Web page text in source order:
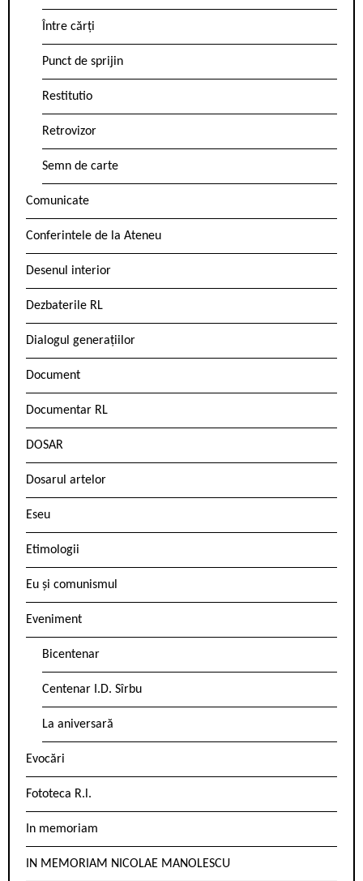
Între cărți
Punct de sprijin
Restitutio
Retrovizor
Semn de carte
Comunicate
Conferintele de la Ateneu
Desenul interior
Dezbaterile RL
Dialogul generațiilor
Document
Documentar RL
DOSAR
Dosarul artelor
Eseu
Etimologii
Eu și comunismul
Eveniment
Bicentenar
Centenar I.D. Sîrbu
La aniversară
Evocări
Fototeca R.l.
In memoriam
IN MEMORIAM NICOLAE MANOLESCU